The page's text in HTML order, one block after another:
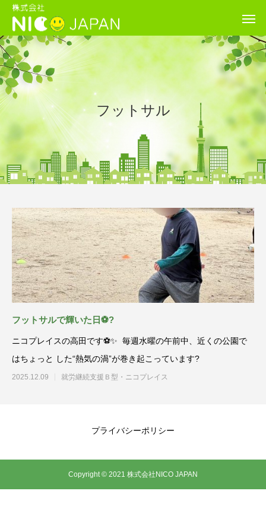
フットサル
フットサルで輝いた日⚽️?
ニコプレイスの高田です⚽️✨ 毎週水曜の午前中、近くの公園で
はちょっと した“熱気の渦”が巻き起こっています?
2025.12.09 就労継続支援Ｂ型・ニコプレイス
プライバシーポリシー
Copyright © 2021 株式会社NICO JAPAN